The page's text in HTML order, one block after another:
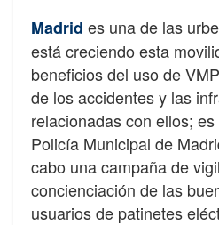
Madrid es una de las
está creciendo esta
beneficios del uso de
de los accidentes y las
relacionadas con ellos;
Policía Municipal de
cabo una campaña de
concienciación de las
usuarios de patinetes